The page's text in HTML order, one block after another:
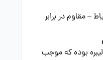
– مقاوم در برابر
بوده که موجب